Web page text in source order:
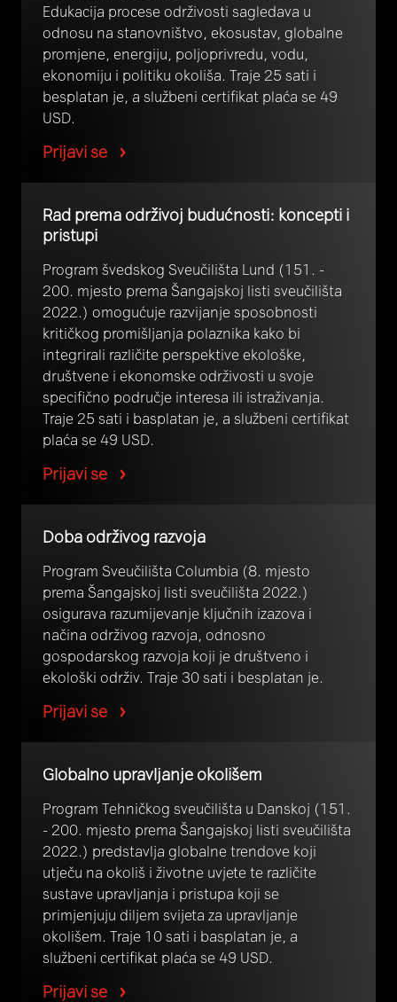
Edukacija procese održivosti sagledava u
odnosu na stanovništvo, ekosustav, globalne
promjene, energiju, poljoprivredu, vodu,
ekonomiju i politiku okoliša. Traje 25 sati i
besplatan je, a službeni certifikat plaća se 49
USD.
Prijavi se
Rad prema održivoj budućnosti: koncepti i
pristupi
Program švedskog Sveučilišta Lund (151. -
200. mjesto prema Šangajskoj listi sveučilišta
2022.) omogućuje razvijanje sposobnosti
kritičkog promišljanja polaznika kako bi
integrirali različite perspektive ekološke,
društvene i ekonomske održivosti u svoje
specifično područje interesa ili istraživanja.
Traje 25 sati i basplatan je, a službeni certifikat
plaća se 49 USD.
Prijavi se
Doba održivog razvoja
Program Sveučilišta Columbia (8. mjesto
prema Šangajskoj listi sveučilišta 2022.)
osigurava razumijevanje ključnih izazova i
načina održivog razvoja, odnosno
gospodarskog razvoja koji je društveno i
ekološki održiv. Traje 30 sati i besplatan je.
Prijavi se
Globalno upravljanje okolišem
Program Tehničkog sveučilišta u Danskoj (151.
- 200. mjesto prema Šangajskoj listi sveučilišta
2022.) predstavlja globalne trendove koji
utječu na okoliš i životne uvjete te različite
sustave upravljanja i pristupa koji se
primjenjuju diljem svijeta za upravljanje
okolišem. Traje 10 sati i basplatan je, a
službeni certifikat plaća se 49 USD.
Prijavi se